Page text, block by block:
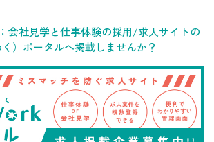
会社見学と仕事体験の採用/求人サイトの
）ポータルへ掲載しませんか？